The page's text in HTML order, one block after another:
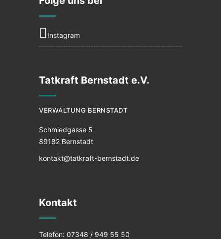
Instagram
Tatkraft Bernstadt e.V.
VERWALTUNG BERNSTADT
Schmiedgasse 5
89182 Bernstadt
kontakt@tatkraft-bernstadt.de
Kontakt
Telefon: 07348 / 949 55 50